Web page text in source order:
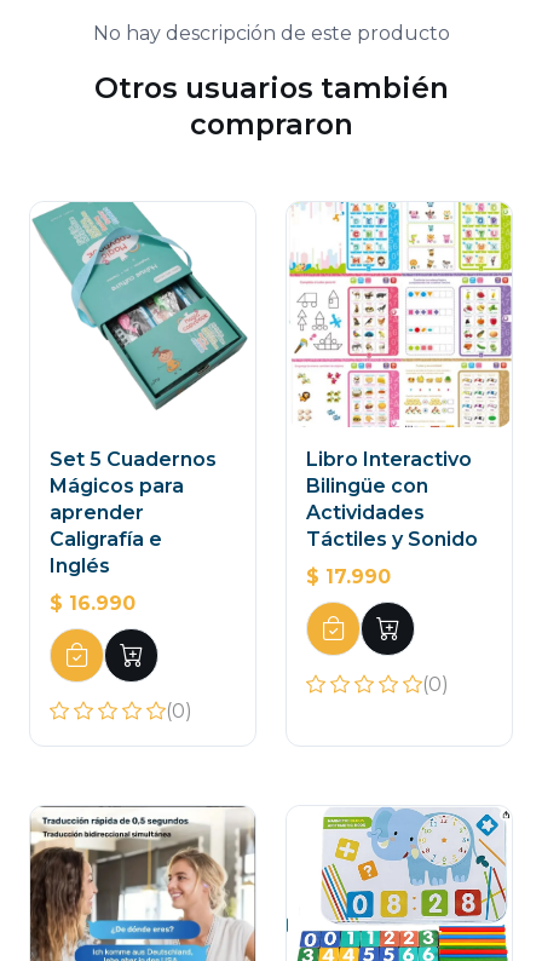
No hay descripción de este producto
Otros usuarios también
compraron
Set 5 Cuadernos
Mágicos para
aprender
Caligrafía e
Inglés
$ 16.990
(0)
Libro Interactivo
Bilingüe con
Actividades
Táctiles y Sonido
$ 17.990
(0)